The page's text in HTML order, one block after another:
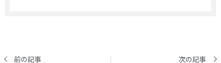
前の記事 次の記事